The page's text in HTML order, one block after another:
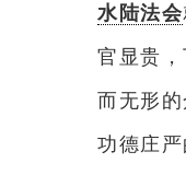
水陆法会
官显贵
而无形
功德庄